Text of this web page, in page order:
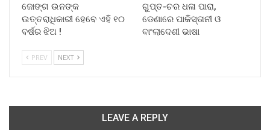
ଜୋଙ୍ଗ ଉନଙ୍କ
ଉତ୍ତରାଧିକାରୀ ହେବେ ଏହି ୧୦
ବର୍ଷର ଝିଅ !
ଗୁପ୍ତ-ଚର ଧଳା ପାରା,
ଡେଣାରେ ପାକିସ୍ତାନୀ ଓ
ବାଂଲାଦେଶୀ ଭାଷା
PREV NEXT
LEAVE A REPLY